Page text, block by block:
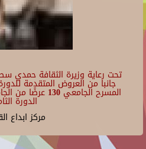
تحت رعاية وزيرة الثقافة حمدي
جانبا من العروض المتقدمة
المسرح الجامعي
الدورة
مركز ابداع